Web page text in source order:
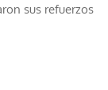
sus refuerzos